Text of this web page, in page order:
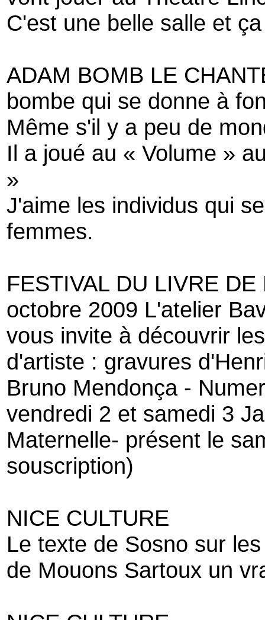
C'est une belle salle et
ADAM BOMB LE
bombe qui se donne à
Même s'il y a peu de
Il a joué au « Volume »
»
J'aime les individus qui
femmes.
FESTIVAL DU LIVRE
octobre 2009 L'atelier
vous invite à découvrir
d'artiste : gravures
Bruno Mendonça -
vendredi 2 et samedi 3
Maternelle- présent le
souscription)
NICE CULTURE
Le texte de Sosno sur
de Mouons Sartoux un